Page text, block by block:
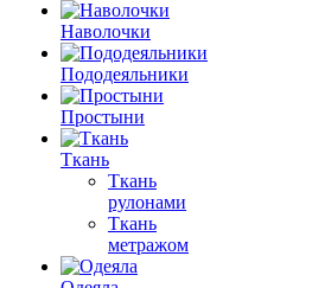
Наволочки
Пододеяльники
Простыни
Ткань
Ткань
рулонами
Ткань
метражом